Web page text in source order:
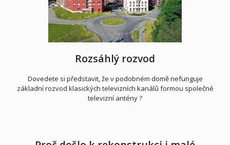
Rozsáhlý rozvod
Dovedete si představit, že v podobném domě nefunguje
základní rozvod klasických televizních kanálů formou společné
televizní antény ?